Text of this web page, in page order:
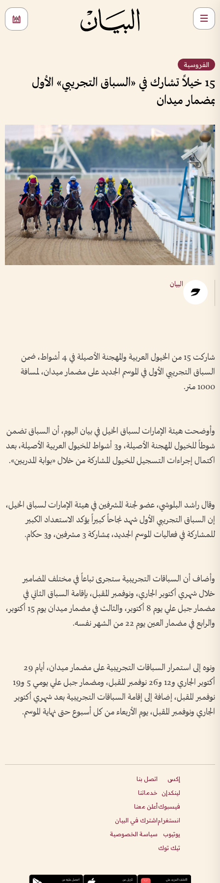
الفروسية
15 خيلاً تشارك في «السباق التجريبي» الأول
بمضمار ميدان
البيان
شاركت 15 من الخيول العربية والمهجنة الأصيلة في 4 أشواط، ضمن
السباق التجريبي الأول في الموسم الجديد على مضمار ميدان، لمسافة
1000 متر.
وأوضحت هيئة الإمارات لسباق الخيل في بيان اليوم، أن السباق تضمن
شوطاً للخيول المهجنة الأصيلة، و3 أشواط للخيول العربية الأصيلة، بعد
اكتمال إجراءات التسجيل للخيول المشاركة من خلال «بوابة المدربين».
وقال راشد البلوشي، عضو لجنة المشرفين في هيئة الإمارات لسباق الخيل،
إن السباق التجريبي الأول شهد نجاحاً كبيراً يؤكد الاستعداد الكبير
للمشاركة في فعاليات الموسم الجديد، بمشاركة 3 مشرفين، و3 حكام.
وأضاف أن السباقات التجريبية ستجرى تباعاً في مختلف المضامير
خلال شهري أكتوبر الجاري، ونوفمبر المقبل، بإقامة السباق الثاني في
مضمار جبل علي يوم 8 أكتوبر، والثالث في مضمار ميدان يوم 15 أكتوبر،
والرابع في مضمار العين يوم 22 من الشهر نفسه.
ونوه إلى استمرار السباقات التجريبية على مضمار ميدان، أيام 29
أكتوبر الجاري و12 و26 نوفمبر المقبل، ومضمار جبل علي يومي 5 و19
نوفمبر المقبل، إضافة إلى إقامة السباقات التجريبية بعد شهري أكتوبر
الجاري ونوفمبر المقبل، يوم الأربعاء من كل أسبوع حتى نهاية الموسم.
إكس
لينكدإن
فيسبوك
انستغرام
يوتيوب
تيك توك
اتصل بنا
خدماتنا
أعلن معنا
اشترك في البيان
سياسة الخصوصية